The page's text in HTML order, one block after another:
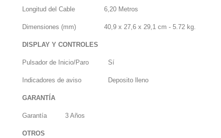
Longitud del Cable 6,20 Metros
Dimensiones (mm) 40,9 x 27,6 x 29,1 cm - 5.72 kg.
DISPLAY Y CONTROLES
Pulsador de Inicio/Paro Sí
Indicadores de aviso Deposito lleno
GARANTÍA
Garantía 3 Años
OTROS